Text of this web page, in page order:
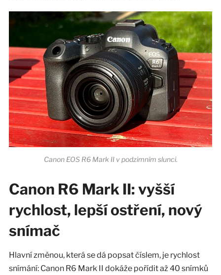
Canon EOS R6 Mark II v podzimním slunci.
Canon R6 Mark II: vyšší
rychlost, lepší ostření, nový
snímač
Hlavní změnou, která se dá popsat číslem, je rychlost
snímání: Canon R6 Mark II dokáže pořídit až 40 snímků